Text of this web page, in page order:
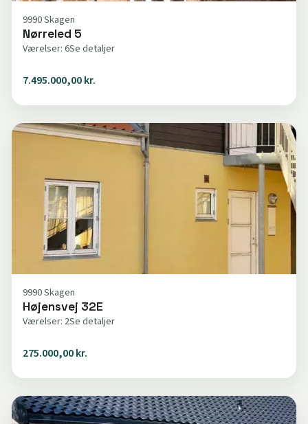
9990 Skagen
Nørreled 5
Værelser: 6Se detaljer
7.495.000,00 kr.
9990 Skagen
Højensvej 32E
Værelser: 2Se detaljer
275.000,00 kr.